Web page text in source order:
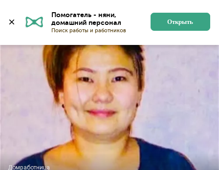
Помогатель - няни,
Поиск работы и работников
Открыть
Домработница